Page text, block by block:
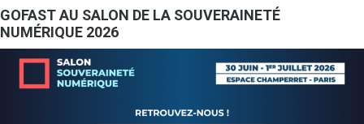
GOFAST AU SALON DE LA SOUVERAINETÉ
NUMÉRIQUE 2026